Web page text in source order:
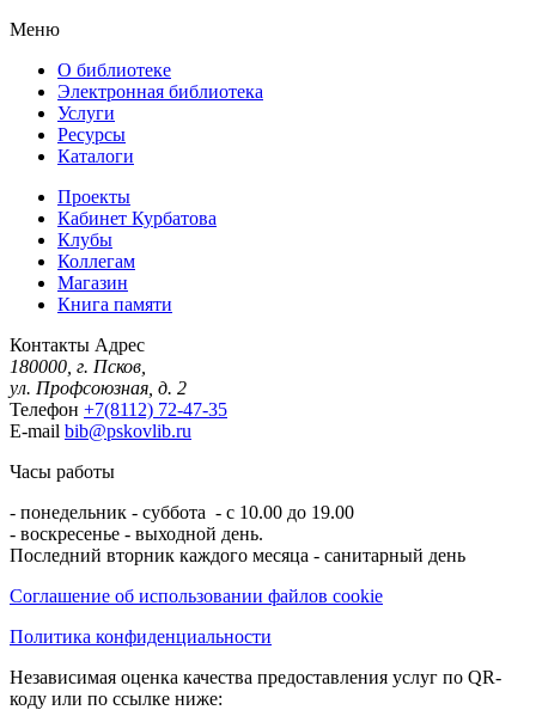
Меню
О библиотеке
Электронная библиотека
Услуги
Ресурсы
Каталоги
Проекты
Кабинет Курбатова
Клубы
Коллегам
Магазин
Книга памяти
Контакты Адрес
180000, г. Псков,
ул. Профсоюзная, д. 2
Телефон +7(8112) 72-47-35
E-mail bib@pskovlib.ru
Часы работы
- понедельник - суббота - с 10.00 до 19.00
- воскресенье - выходной день.
Последний вторник каждого месяца - санитарный день
Соглашение об использовании файлов cookie
Политика конфиденциальности
Независимая оценка качества предоставления услуг по QR-
коду или по ссылке ниже: